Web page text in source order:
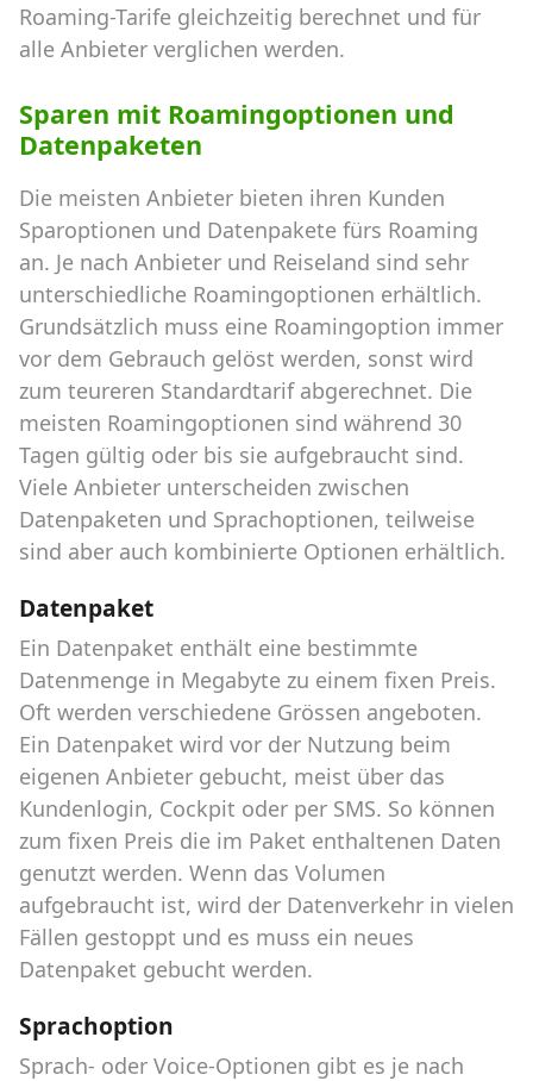
Roaming-Tarife gleichzeitig berechnet und für
alle Anbieter verglichen werden.
Sparen mit Roamingoptionen und
Datenpaketen
Die meisten Anbieter bieten ihren Kunden
Sparoptionen und Datenpakete fürs Roaming
an. Je nach Anbieter und Reiseland sind sehr
unterschiedliche Roamingoptionen erhältlich.
Grundsätzlich muss eine Roamingoption immer
vor dem Gebrauch gelöst werden, sonst wird
zum teureren Standardtarif abgerechnet. Die
meisten Roamingoptionen sind während 30
Tagen gültig oder bis sie aufgebraucht sind.
Viele Anbieter unterscheiden zwischen
Datenpaketen und Sprachoptionen, teilweise
sind aber auch kombinierte Optionen erhältlich.
Datenpaket
Ein Datenpaket enthält eine bestimmte
Datenmenge in Megabyte zu einem fixen Preis.
Oft werden verschiedene Grössen angeboten.
Ein Datenpaket wird vor der Nutzung beim
eigenen Anbieter gebucht, meist über das
Kundenlogin, Cockpit oder per SMS. So können
zum fixen Preis die im Paket enthaltenen Daten
genutzt werden. Wenn das Volumen
aufgebraucht ist, wird der Datenverkehr in vielen
Fällen gestoppt und es muss ein neues
Datenpaket gebucht werden.
Sprachoption
Sprach- oder Voice-Optionen gibt es je nach